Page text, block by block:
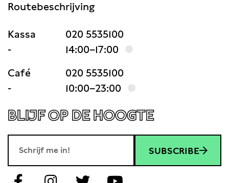
Routebeschrijving
Kassa
020 5535100
-
14:00–17:00
Café
020 5535100
-
10:00–23:00
BLIJF OP DE HOOGTE
SUBSCRIBE